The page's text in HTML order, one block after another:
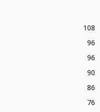
108
96
96
90
86
76